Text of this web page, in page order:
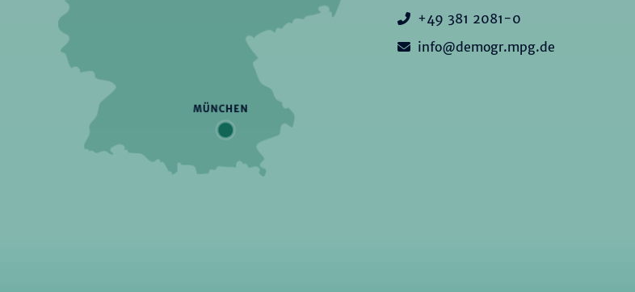
+49 381 2081-0
info@demogr.mpg.de